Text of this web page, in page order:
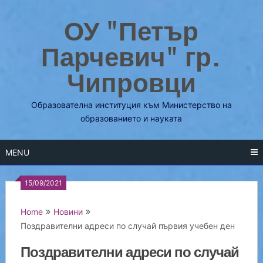
ОУ "Петър
Парчевич" гр.
Чипровци
Образователна институция към Министерство на
образованието и науката
MENU
15/09/2021
Home
Новини
Поздравителни адреси по случай първия учебен ден
Поздравителни адреси по случай